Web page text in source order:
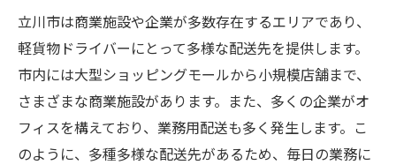
立川市は商業施設や企業が多数存在するエリアであり、
軽貨物ドライバーにとって多様な配送先を提供します。
市内には大型ショッピングモールから小規模店舗まで、
さまざまな商業施設があります。また、多くの企業がオ
フィスを構えており、業務用配送も多く発生します。こ
のように、多種多様な配送先があるため、毎日の業務に